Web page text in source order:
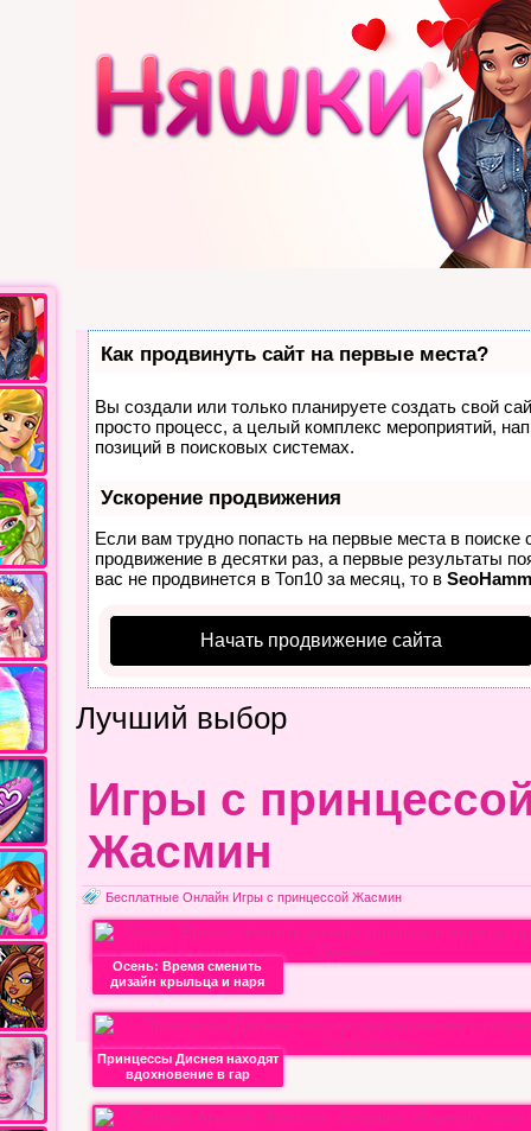
Как продвинуть сайт на первые места?
Вы создали или только планируете создать свой
просто процесс, а целый комплекс мероприятий,
позиций в поисковых системах.
Ускорение продвижения
Если вам трудно попасть на первые места в
продвижение в десятки раз, а первые результаты
вас не продвинется в Топ10 за месяц, то в
Начать продвижение сайта
Лучший выбор
Игры с
Жасмин
Бесплатные Онлайн Игры с принцессой Жасмин
Осень: Время сменить
дизайн крыльца и наря
Принцессы Диснея находят
вдохновение в гар